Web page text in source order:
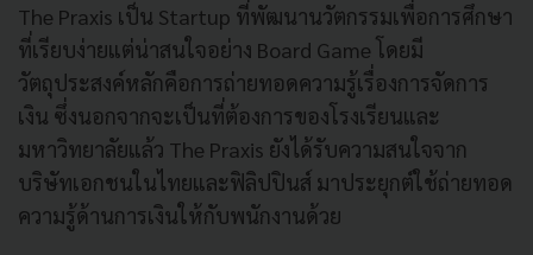
The Praxis เป็น Startup ที่พัฒนานวัตกรรมเพื่อการศึกษา
ที่เรียบง่ายแต่น่าสนใจอย่าง Board Game โดยมี
วัตถุประสงค์หลักคือการถ่ายทอดความรู้เรื่องการจัดการ
เงิน ซึ่งนอกจากจะเป็นที่ต้องการของโรงเรียนและ
มหาวิทยาลัยแล้ว The Praxis ยังได้รับความสนใจจาก
บริษัทเอกชนในไทยและฟิลิปปินส์ มาประยุกต์ใช้ถ่ายทอด
ความรู้ด้านการเงินให้กับพนักงานด้วย